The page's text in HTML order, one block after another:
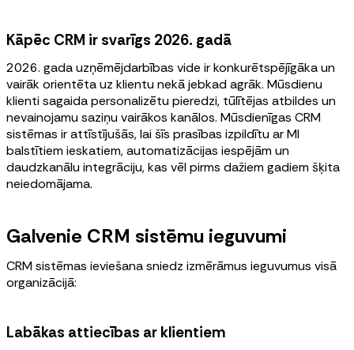
Kāpēc CRM ir svarīgs 2026. gadā
2026. gada uzņēmējdarbības vide ir konkurētspējīgāka un
vairāk orientēta uz klientu nekā jebkad agrāk. Mūsdienu
klienti sagaida personalizētu pieredzi, tūlītējas atbildes un
nevainojamu saziņu vairākos kanālos. Mūsdienīgas CRM
sistēmas ir attīstījušās, lai šīs prasības izpildītu ar MI
balstītiem ieskatiem, automatizācijas iespējām un
daudzkanālu integrāciju, kas vēl pirms dažiem gadiem šķita
neiedomājama.
Galvenie CRM sistēmu ieguvumi
CRM sistēmas ieviešana sniedz izmērāmus ieguvumus visā
organizācijā:
Labākas attiecības ar klientiem